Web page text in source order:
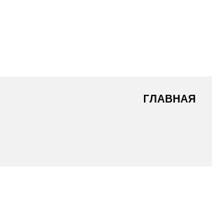
ГЛАВНАЯ